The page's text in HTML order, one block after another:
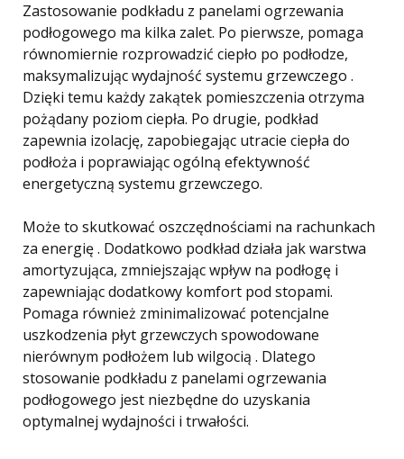
Zastosowanie podkładu z panelami ogrzewania
podłogowego ma kilka zalet. Po pierwsze, pomaga
równomiernie rozprowadzić ciepło po podłodze,
maksymalizując wydajność systemu grzewczego .
Dzięki temu każdy zakątek pomieszczenia otrzyma
pożądany poziom ciepła. Po drugie, podkład
zapewnia izolację, zapobiegając utracie ciepła do
podłoża i poprawiając ogólną efektywność
energetyczną systemu grzewczego.
Może to skutkować oszczędnościami na rachunkach
za energię . Dodatkowo podkład działa jak warstwa
amortyzująca, zmniejszając wpływ na podłogę i
zapewniając dodatkowy komfort pod stopami.
Pomaga również zminimalizować potencjalne
uszkodzenia płyt grzewczych spowodowane
nierównym podłożem lub wilgocią . Dlatego
stosowanie podkładu z panelami ogrzewania
podłogowego jest niezbędne do uzyskania
optymalnej wydajności i trwałości.